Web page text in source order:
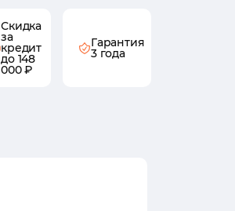
Скидка
за
кредит
до 148
000 ₽
Гарантия
3 года